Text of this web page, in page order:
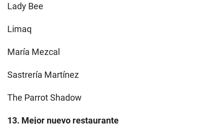
Lady Bee
Limaq
María Mezcal
Sastrería Martínez
The Parrot Shadow
13. Mejor nuevo restaurante